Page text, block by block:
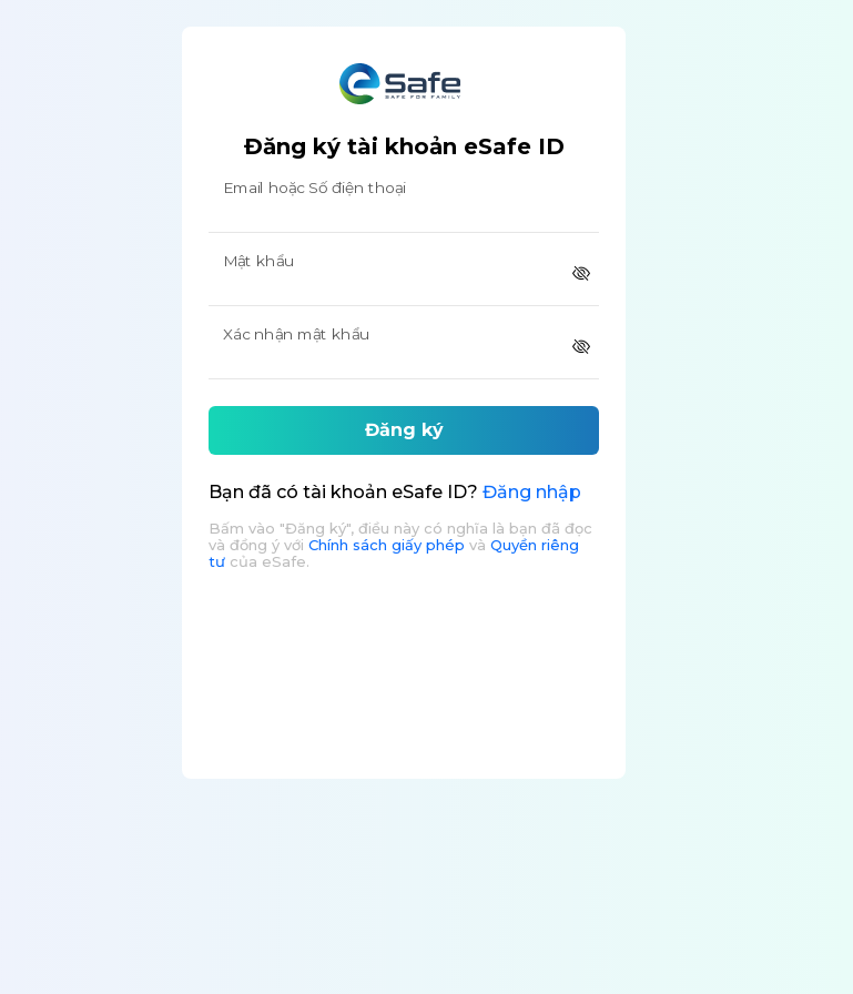
Đăng ký tài khoản eSafe ID
Email hoặc Số điện thoại
Mật khẩu
Xác nhận mật khẩu
Bạn đã có tài khoản eSafe ID?Đăng nhập
Bấm vào "Đăng ký", điều này có nghĩa là bạn đã đọc
và đồng ý vớiChính sách giấy phép vàQuyền riêng
tư của eSafe.